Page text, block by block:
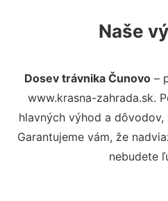
Naše
Dosev trávnika Čunovo –
www.krasna-zahrada.sk.
hlavných výhod a
Garantujeme vám, že
nebudete